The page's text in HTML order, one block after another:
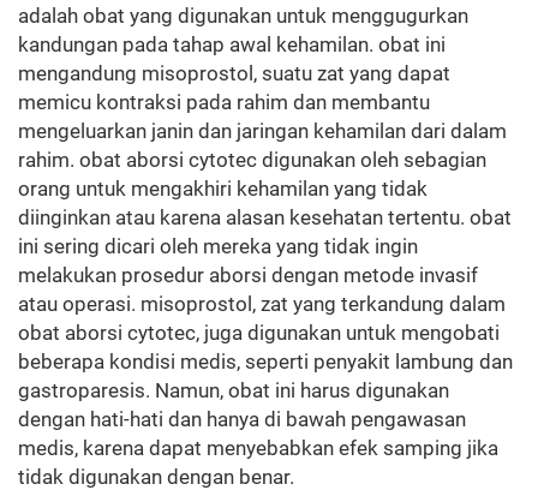
adalah obat yang digunakan untuk menggugurkan
kandungan pada tahap awal kehamilan. obat ini
mengandung misoprostol, suatu zat yang dapat
memicu kontraksi pada rahim dan membantu
mengeluarkan janin dan jaringan kehamilan dari dalam
rahim. obat aborsi cytotec digunakan oleh sebagian
orang untuk mengakhiri kehamilan yang tidak
diinginkan atau karena alasan kesehatan tertentu. obat
ini sering dicari oleh mereka yang tidak ingin
melakukan prosedur aborsi dengan metode invasif
atau operasi. misoprostol, zat yang terkandung dalam
obat aborsi cytotec, juga digunakan untuk mengobati
beberapa kondisi medis, seperti penyakit lambung dan
gastroparesis. Namun, obat ini harus digunakan
dengan hati-hati dan hanya di bawah pengawasan
medis, karena dapat menyebabkan efek samping jika
tidak digunakan dengan benar.